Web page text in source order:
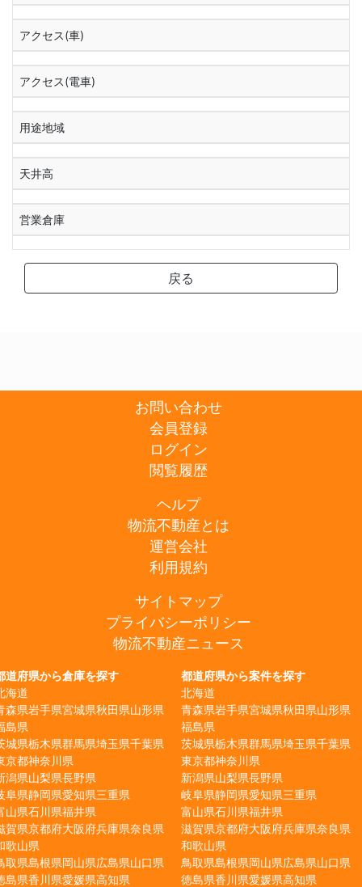
アクセス(車)
アクセス(電車)
用途地域
天井高
営業倉庫
戻る
お問い合わせ
会員登録
ログイン
閲覧履歴
ヘルプ
物流不動産とは
運営会社
利用規約
サイトマップ
プライバシーポリシー
物流不動産ニュース
道府県から倉庫を探す
海道
森県岩手県宮城県秋田県山形県
島県
城県栃木県群馬県埼玉県千葉県
京都神奈川県
潟県山梨県長野県
阜県静岡県愛知県三重県
山県石川県福井県
賀県京都府大阪府兵庫県奈良県
歌山県
取県島根県岡山県広島県山口県
島県香川県愛媛県高知県
都道府県から案件を探す
北海道
青森県岩手県宮城県秋田県山形県
福島県
茨城県栃木県群馬県埼玉県千葉県
東京都神奈川県
新潟県山梨県長野県
岐阜県静岡県愛知県三重県
富山県石川県福井県
滋賀県京都府大阪府兵庫県奈良県
和歌山県
鳥取県島根県岡山県広島県山口県
徳島県香川県愛媛県高知県